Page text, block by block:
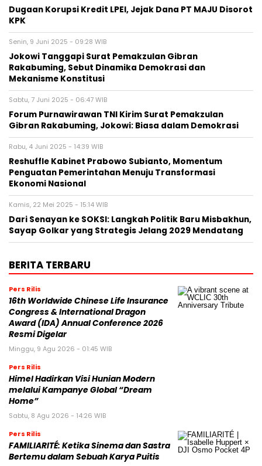
Dugaan Korupsi Kredit LPEI, Jejak Dana PT MAJU Disorot
KPK
Senin, 9 Juni 2025 - 09:28 WIB
Jokowi Tanggapi Surat Pemakzulan Gibran
Rakabuming, Sebut Dinamika Demokrasi dan
Mekanisme Konstitusi
Sabtu, 7 Juni 2025 - 06:47 WIB
Forum Purnawirawan TNI Kirim Surat Pemakzulan
Gibran Rakabuming, Jokowi: Biasa dalam Demokrasi
Rabu, 4 Juni 2025 - 14:39 WIB
Reshuffle Kabinet Prabowo Subianto, Momentum
Penguatan Pemerintahan Menuju Transformasi
Ekonomi Nasional
Kamis, 22 Mei 2025 - 15:14 WIB
Dari Senayan ke SOKSI: Langkah Politik Baru Misbakhun,
Sayap Golkar yang Strategis Jelang 2029 Mendatang
BERITA TERBARU
Pers Rilis
16th Worldwide Chinese Life Insurance
Congress & International Dragon
Award (IDA) Annual Conference 2026
Resmi Digelar
Minggu, 9 Agu 2026 - 01:45 WIB
Pers Rilis
Himel Hadirkan Visi Hunian Modern
melalui Kampanye Global “Dream
Home”
Sabtu, 8 Agu 2026 - 14:26 WIB
Pers Rilis
FAMILIARITÉ: Ketika Sinema dan Sastra
Bertemu dalam Sebuah Karya Puitis